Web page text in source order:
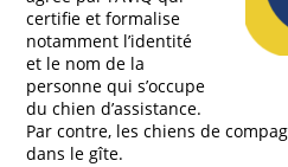
certifie et formalise
notamment l’identité
et le nom de la
personne qui s’occupe
du chien d’assistance.
Par contre, les chiens de
dans le gîte.